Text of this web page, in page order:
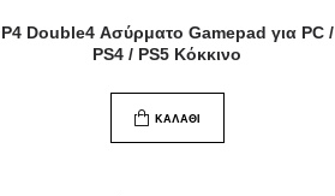
P4 Double4 Ασύρματο Gamepad για PC /
PS4 / PS5 Κόκκινο
ΚΑΛΆΘΙ